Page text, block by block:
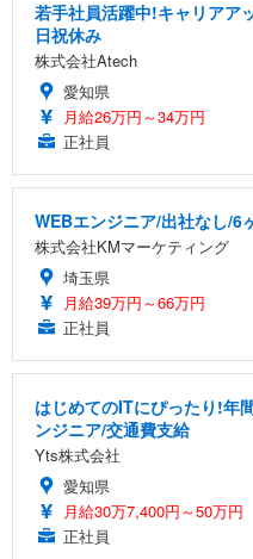
若手社員活躍中!キャリアア
日祝休み
株式会社Atech
愛知県
月給26万円～34万円
正社員
WEBエンジニア/出社なし/6
株式会社KMマーケティング
埼玉県
月給39万円～66万円
正社員
はじめてのITにぴったり!年
ンジニア/交通費支給
Yts株式会社
愛知県
月給30万7,400円～50万円
正社員